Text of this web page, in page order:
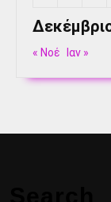
« Νοέ Ιαν »